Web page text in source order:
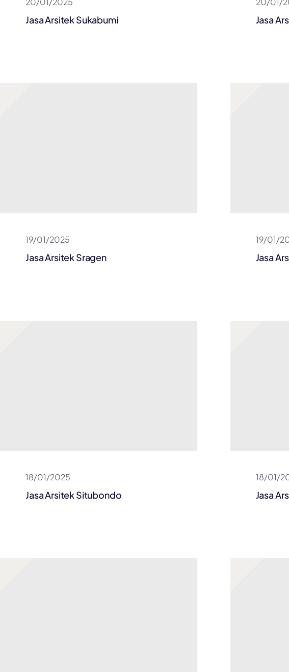
Jasa Arsitek Sukabumi Jasa
19/01/2025
Jasa Arsitek Sragen
19/01/
Jasa
18/01/2025
Jasa Arsitek Situbondo
18/01/
Jasa